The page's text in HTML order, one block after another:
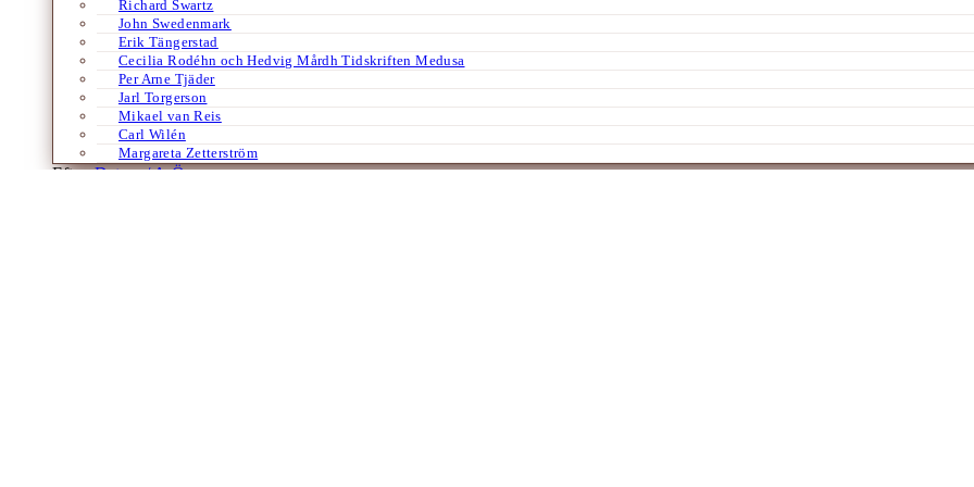
Richard Swartz
John Swedenmark
Erik Tängerstad
Cecilia Rodéhn och Hedvig Mårdh Tidskriften Medusa
Per Arne Tjäder
Jarl Torgerson
Mikael van Reis
Carl Wilén
Margareta Zetterström
Efter:Datum /A-Ö